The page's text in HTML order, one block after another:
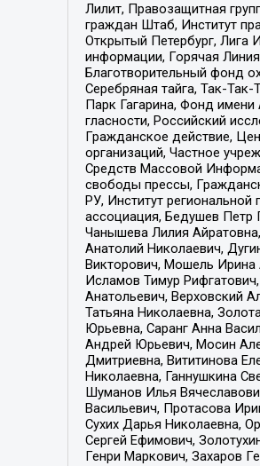
Лилит, Правозащитная
граждан Штаб, Институт
Открытый Петербург, Лига
информации, Горячая
Благотворительный фонд
Серебряная тайга, Так-
Парк Гагарина, Фонд
гласности, Российский
Гражданское действие,
организаций, Частное
Средств Массовой
свободы прессы,
РУ, Институт
ассоциация, Бедушев Петр
Чанышева Лилия
Анатолий Николаевич,
Викторович, Мошель Ирина
Исламов Тимур
Анатольевич, Верховский
Татьяна Николаевна,
Юрьевна, Саранг Анна
Андрей Юрьевич, Мосин
Дмитриевна, Вититинова
Николаевна, Ганнушкина
Шуманов Илья
Васильевич, Протасова
Сухих Дарья Николаевна,
Сергей Ефимович,
Генри Маркович, Захаров